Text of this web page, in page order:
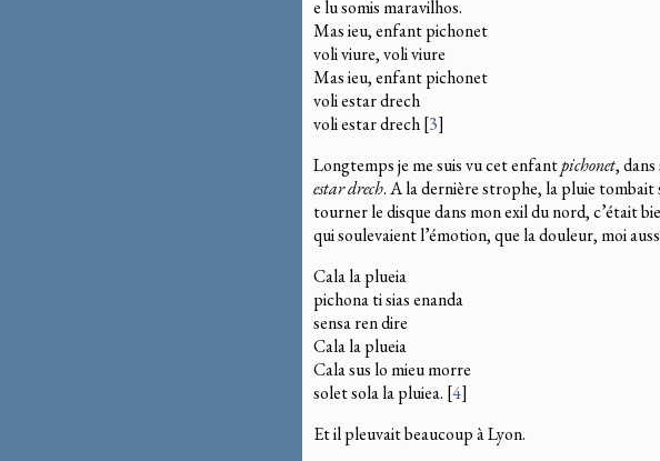
e lu somis maravilhos.
Mas ieu, enfant pichonet
voli viure, voli viure
Mas ieu, enfant pichonet
voli estar drech
voli estar drech[3]
Longtemps je me suis vu cet enfantpichonet,
estar drech. A la dernière strophe, la pluie tombait
tourner le disque dans mon exil du nord, c’était
qui soulevaient l’émotion, que la douleur, moi
Cala la plueia
pichona ti sias enanda
sensa ren dire
Cala la plueia
Cala sus lo mieu morre
solet sola la pluiea. [4]
Et il pleuvait beaucoup à Lyon.